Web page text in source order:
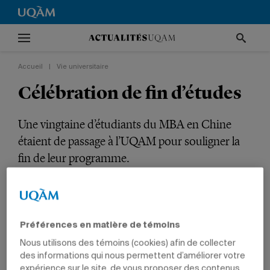
Accueil Vie universitaire
Célébration de fin d’études
Une vingtaine d’étudiants du MBA en Chine
étaient de passage à l’UQAM pour souligner la
fin de leur programme.
VIE UNIVERSITAIRE
CADRES
Préférences en matière de témoins
Nous utilisons des témoins (cookies) afin de collecter
des informations qui nous permettent d’améliorer votre